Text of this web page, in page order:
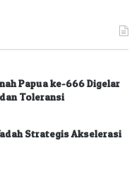
Papua ke-666 Digelar
Toleransi
Strategis Akselerasi